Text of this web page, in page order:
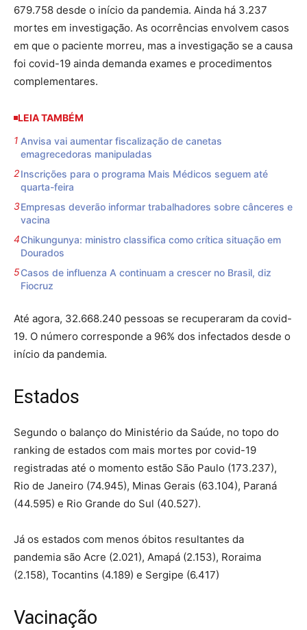
679.758 desde o início da pandemia. Ainda há 3.237
mortes em investigação. As ocorrências envolvem casos
em que o paciente morreu, mas a investigação se a causa
foi covid-19 ainda demanda exames e procedimentos
complementares.
LEIA TAMBÉM
Anvisa vai aumentar fiscalização de canetas
emagrecedoras manipuladas
Inscrições para o programa Mais Médicos seguem até
quarta-feira
Empresas deverão informar trabalhadores sobre cânceres e
vacina
Chikungunya: ministro classifica como crítica situação em
Dourados
Casos de influenza A continuam a crescer no Brasil, diz
Fiocruz
Até agora, 32.668.240 pessoas se recuperaram da covid-
19. O número corresponde a 96% dos infectados desde o
início da pandemia.
Estados
Segundo o balanço do Ministério da Saúde, no topo do
ranking de estados com mais mortes por covid-19
registradas até o momento estão São Paulo (173.237),
Rio de Janeiro (74.945), Minas Gerais (63.104), Paraná
(44.595) e Rio Grande do Sul (40.527).
Já os estados com menos óbitos resultantes da
pandemia são Acre (2.021), Amapá (2.153), Roraima
(2.158), Tocantins (4.189) e Sergipe (6.417)
Vacinação